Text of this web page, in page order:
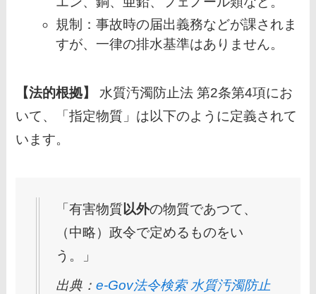
規制：事故時の届出義務などが課されま
すが、一律の排水基準はありません。
【法的根拠】
水質汚濁防止法 第2条第4項にお
いて、「指定物質」は以下のように定義されて
います。
「有害物質以外の物質であつて、
（中略）政令で定めるものをい
う。」
出典： e-Gov法令検索 水質汚濁防止